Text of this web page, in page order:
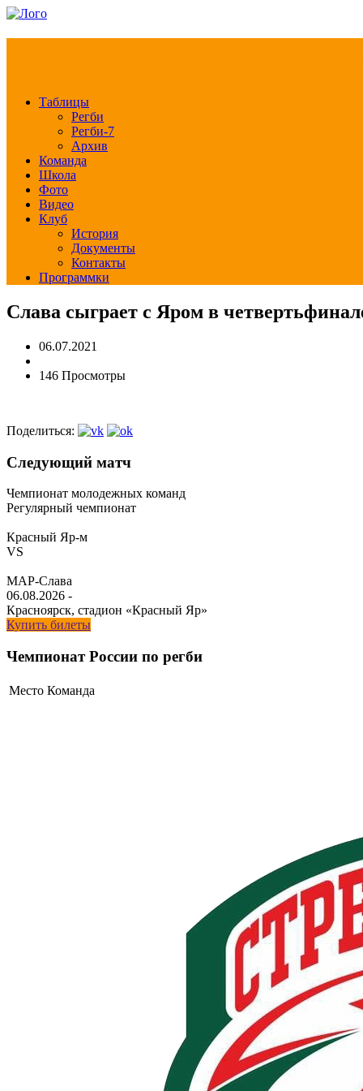
Таблицы
Регби
Регби-7
Архив
Команда
Школа
Фото
Видео
Клуб
История
Документы
Контакты
Программки
Слава сыграет с Яром в
06.07.2021
146 Просмотры
Поделиться:
Следующий матч
Чемпионат молодежных команд
Регулярный чемпионат
Красный Яр-м
VS
МАР-Слава
06.08.2026 -
Красноярск, стадион «Красный Яр»
Купить билеты
Чемпионат России по регби
Место Команда